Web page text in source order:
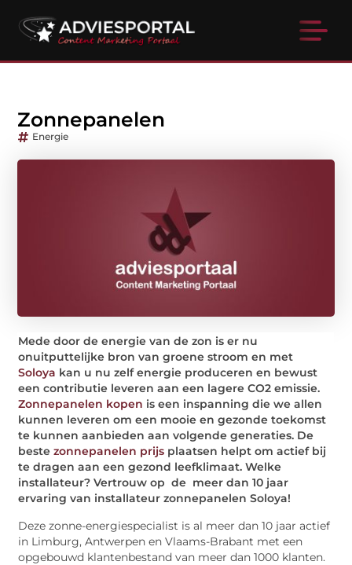
Zonnepanelen
Energie
Mede door de energie van de zon is er nu
onuitputtelijke bron van groene stroom en met
Soloya kan u nu zelf energie produceren en bewust
een contributie leveren aan een lagere CO2 emissie.
Zonnepanelen kopen is een inspanning die we allen
kunnen leveren om een mooie en gezonde toekomst
te kunnen aanbieden aan volgende generaties. De
bestezonnepanelen prijs plaatsen helpt om actief bij
te dragen aan een gezond leefklimaat. Welke
installateur? Vertrouw op de meer dan 10 jaar
ervaring van installateur zonnepanelen Soloya!
Deze zonne-energiespecialist is al meer dan 10 jaar actief
in Limburg, Antwerpen en Vlaams-Brabant met een
opgebouwd klantenbestand van meer dan 1000 klanten.